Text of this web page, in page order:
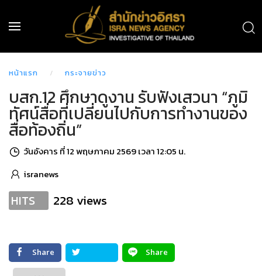
หน้าแรก กระจายข่าว
บสก.12 ศึกษาดูงาน รับฟังเสวนา “ภูมิ
ทัศน์สื่อที่เปลี่ยนไปกับการทำงานของ
สื่อท้องถิ่น”
วันอังคาร ที่ 12 พฤษภาคม 2569 เวลา 12:05 น.
isranews
HITS 228 views
Share
Share